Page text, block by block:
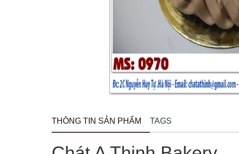
THÔNG TIN SẢN PHẨM TAGS